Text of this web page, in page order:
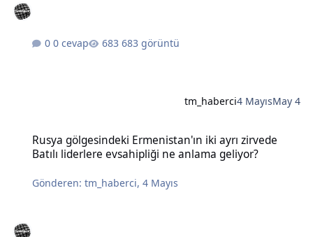
0 cevap 683 görüntü
tm_haberci4 MayısMay 4
Rusya gölgesindeki Ermenistan'ın iki ayrı zirvede
Batılı liderlere evsahipliği ne anlama geliyor?
Gönderen:tm_haberci,4 Mayıs